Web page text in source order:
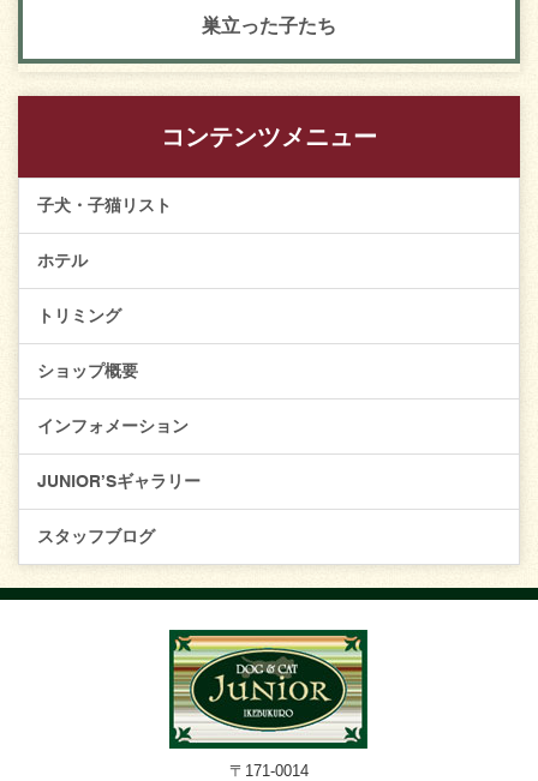
巣立った子たち
コンテンツメニュー
子犬・子猫リスト
ホテル
トリミング
ショップ概要
インフォメーション
JUNIOR’Sギャラリー
スタッフブログ
〒171-0014